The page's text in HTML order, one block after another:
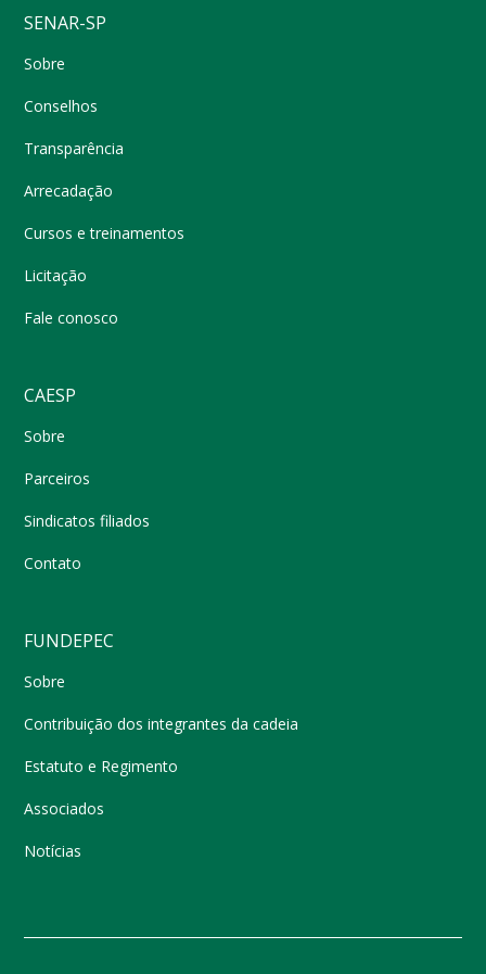
SENAR-SP
Sobre
Conselhos
Transparência
Arrecadação
Cursos e treinamentos
Licitação
Fale conosco
CAESP
Sobre
Parceiros
Sindicatos filiados
Contato
FUNDEPEC
Sobre
Contribuição dos integrantes da cadeia
Estatuto e Regimento
Associados
Notícias